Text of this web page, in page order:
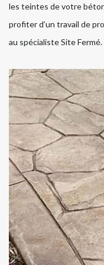
les teintes de votre
profiter d’un travail de
au spécialiste Site Fermé.